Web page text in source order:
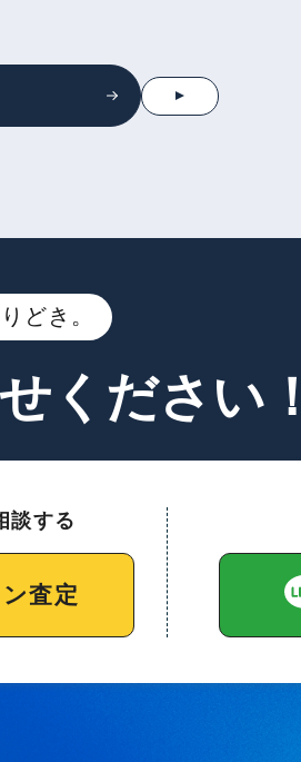
どき。
ください！
談する
査定